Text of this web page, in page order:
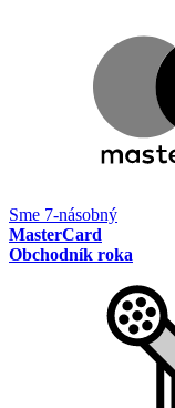
Sme 7-násobný
MasterCard
Obchodník roka